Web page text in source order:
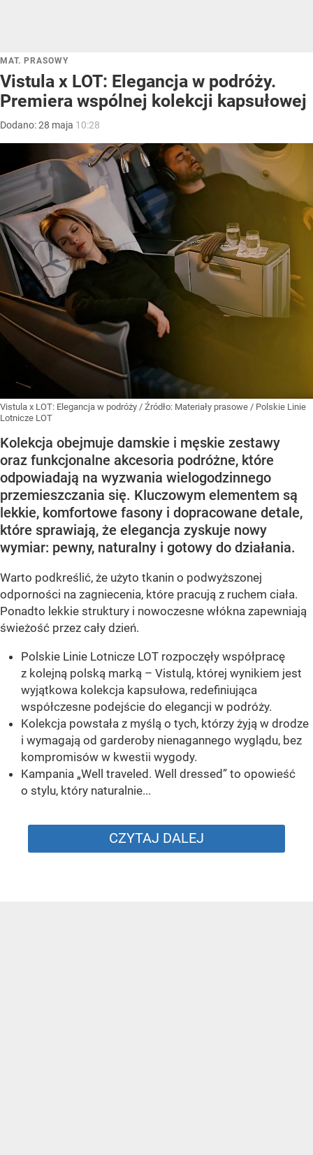
MAT. PRASOWY
Vistula x LOT: Elegancja w podróży.
Premiera wspólnej kolekcji kapsułowej
Dodano:28 maja 10:28
Vistula x LOT: Elegancja w podróży / Źródło: Materiały prasowe / Polskie Linie
Lotnicze LOT
Kolekcja obejmuje damskie i męskie zestawy
oraz funkcjonalne akcesoria podróżne, które
odpowiadają na wyzwania wielogodzinnego
przemieszczania się. Kluczowym elementem są
lekkie, komfortowe fasony i dopracowane detale,
które sprawiają, że elegancja zyskuje nowy
wymiar: pewny, naturalny i gotowy do działania.
Warto podkreślić, że użyto tkanin o podwyższonej
odporności na zagniecenia, które pracują z ruchem ciała.
Ponadto lekkie struktury i nowoczesne włókna zapewniają
świeżość przez cały dzień.
Polskie Linie Lotnicze LOT rozpoczęły współpracę
z kolejną polską marką – Vistulą, której wynikiem jest
wyjątkowa kolekcja kapsułowa, redefiniująca
współczesne podejście do elegancji w podróży.
Kolekcja powstała z myślą o tych, którzy żyją w drodze
i wymagają od garderoby nienagannego wyglądu, bez
kompromisów w kwestii wygody.
Kampania „Well traveled. Well dressed” to opowieść
o stylu, który naturalnie...
CZYTAJ DALEJ